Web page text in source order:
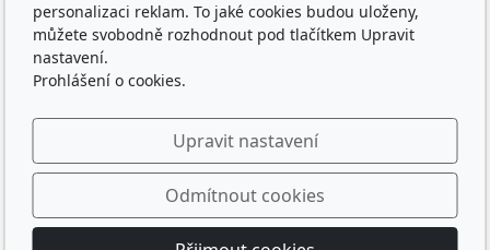
Doprava a platba
Ochrana osobních údajů
Obchodní podmínky
Kdo hraje s WIDAROU
personalizaci reklam. To jaké cookies budou uloženy,
můžete svobodně rozhodnout pod tlačítkem Upravit
nastavení.
Prohlášení o cookies.
Upravit nastavení
Odmítnout cookies